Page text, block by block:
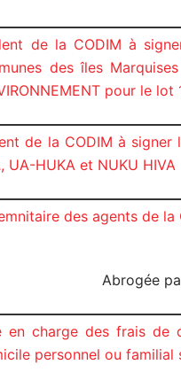
de la CODIM à
des îles
pour le
de la CODIM à
UA-HUKA et NUKU
des agents de la
Abrogée
charge des frais de
personnel ou familial